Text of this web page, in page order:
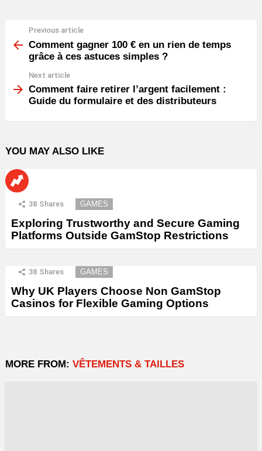
more
Previous article
Comment gagner 100 € en un rien de temps
grâce à ces astuces simples ?
Next article
Comment faire retirer l’argent facilement :
Guide du formulaire et des distributeurs
YOU MAY ALSO LIKE
38 Shares GAMES
Exploring Trustworthy and Secure Gaming
Platforms Outside GamStop Restrictions
38 Shares GAMES
Why UK Players Choose Non GamStop
Casinos for Flexible Gaming Options
MORE FROM: VÊTEMENTS & TAILLES